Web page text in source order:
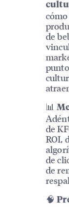
de
📊
de
ROI,
de
de
🧠